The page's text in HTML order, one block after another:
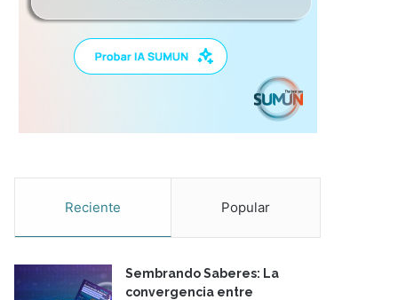
Reciente Popular
Sembrando Saberes: La
convergencia entre